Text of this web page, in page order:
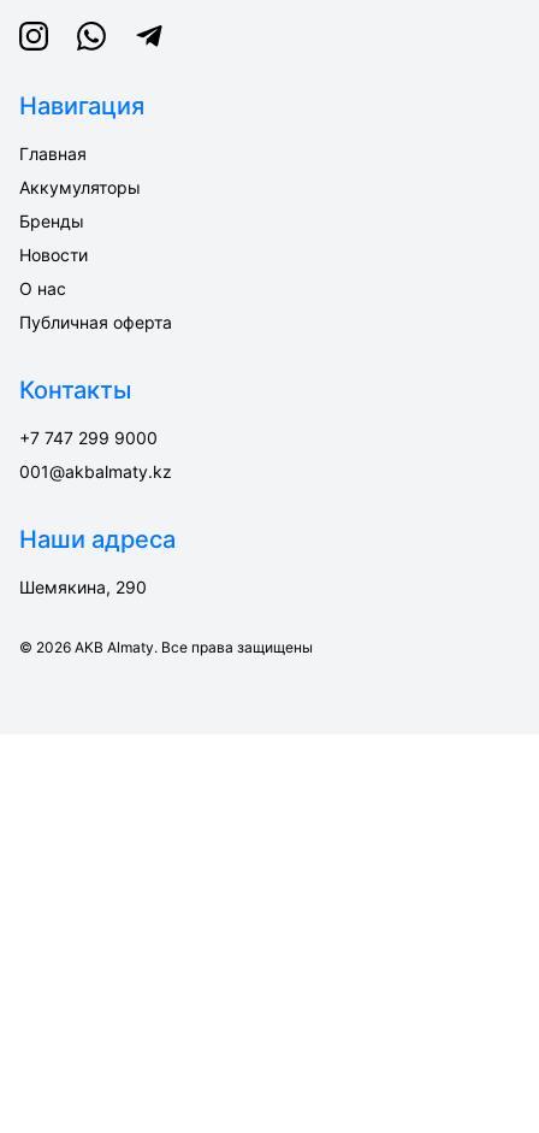
InstagramWhatsappTelegram
Навигация
Главная
Аккумуляторы
Бренды
Новости
О нас
Публичная оферта
Контакты
+7 747 299 9000
001@akbalmaty.kz
Наши адреса
Шемякина, 290
© 2026 AKB Almaty. Все права защищены